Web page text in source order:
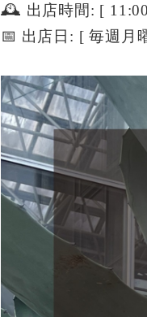
🕰 出店時間: [
📅 出店日: [ 毎週月